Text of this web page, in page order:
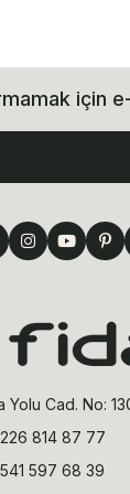
için
Yolu Cad. No:
814 87 77
597 68 39